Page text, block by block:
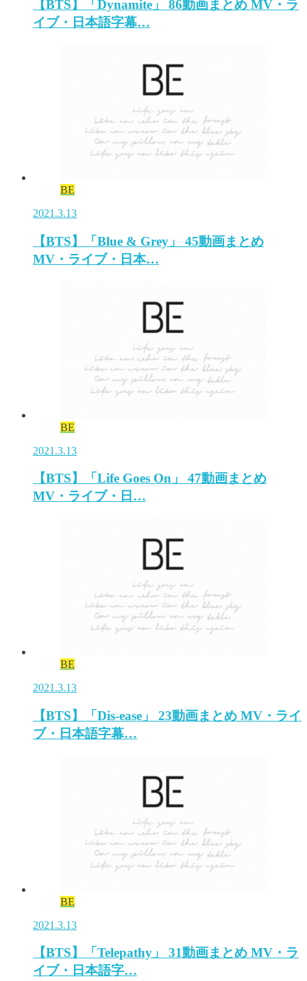
【BTS】「Dynamite」 86動画まとめ MV・ラ
イブ・日本語字幕…
BE
2021.3.13
【BTS】「Blue & Grey」 45動画まとめ
MV・ライブ・日本…
BE
2021.3.13
【BTS】「Life Goes On」 47動画まとめ
MV・ライブ・日…
BE
2021.3.13
【BTS】「Dis-ease」 23動画まとめ MV・ライ
ブ・日本語字幕…
BE
2021.3.13
【BTS】「Telepathy」 31動画まとめ MV・ラ
イブ・日本語字…